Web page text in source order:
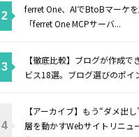
ferret One、AIでBtoBマーケ
「ferret One MCPサーバ...
【徹底比較】ブログが作成で
ビス18選。ブログ選びのポイ
【アーカイブ】もう“ダメ出
層を動かすWebサイトリニュ